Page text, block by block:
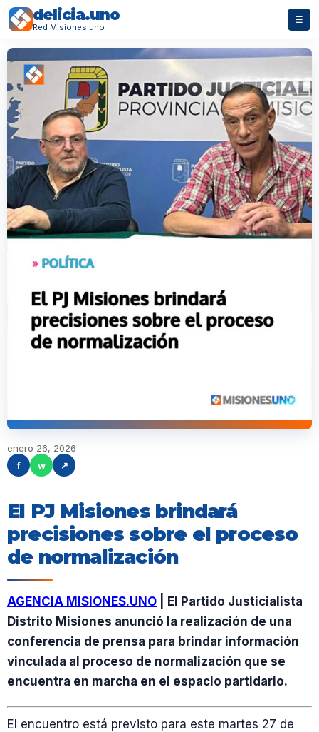
delicia.uno
Red Misiones.uno
☰
enero 26, 2026
f
w ↗
El PJ Misiones brindará
precisiones sobre el proceso
de normalización
AGENCIA MISIONES.UNO | El Partido Justicialista
Distrito Misiones anunció la realización de una
conferencia de prensa para brindar información
vinculada al proceso de normalización que se
encuentra en marcha en el espacio partidario.
El encuentro está previsto para este martes 27 de